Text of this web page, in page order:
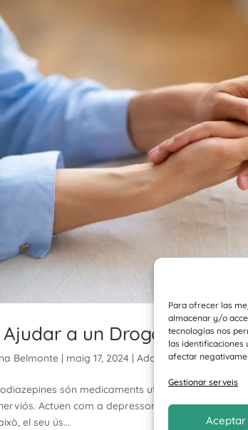
Para ofrecer las
almacenar y/o
tecnologías nos
las identificaciones
afectar
Gestionar serveis
Aceptar
Ajudar a un Drogoaddicte
Belmonte | maig 17, 2024 |Addiccions amb
són medicaments utilitzats per a
Actuen com a depressors del sistema
el seu ús...